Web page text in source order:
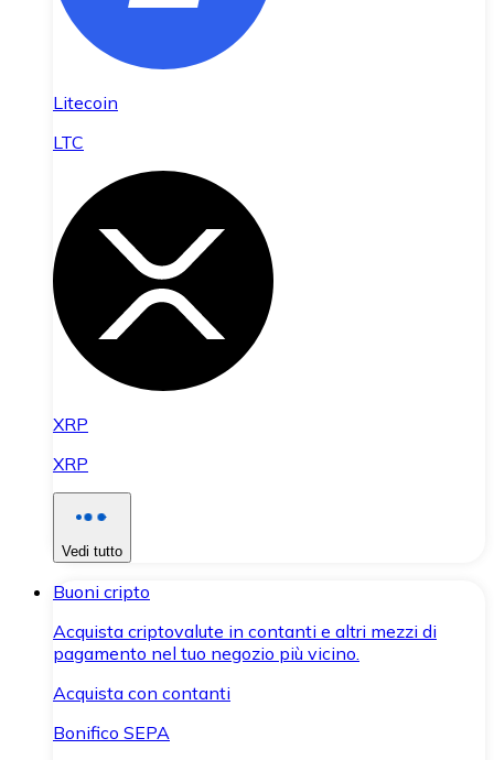
Litecoin
LTC
XRP
XRP
Vedi tutto
Buoni cripto
Acquista criptovalute in contanti e altri mezzi di
pagamento nel tuo negozio più vicino.
Acquista con contanti
Bonifico SEPA